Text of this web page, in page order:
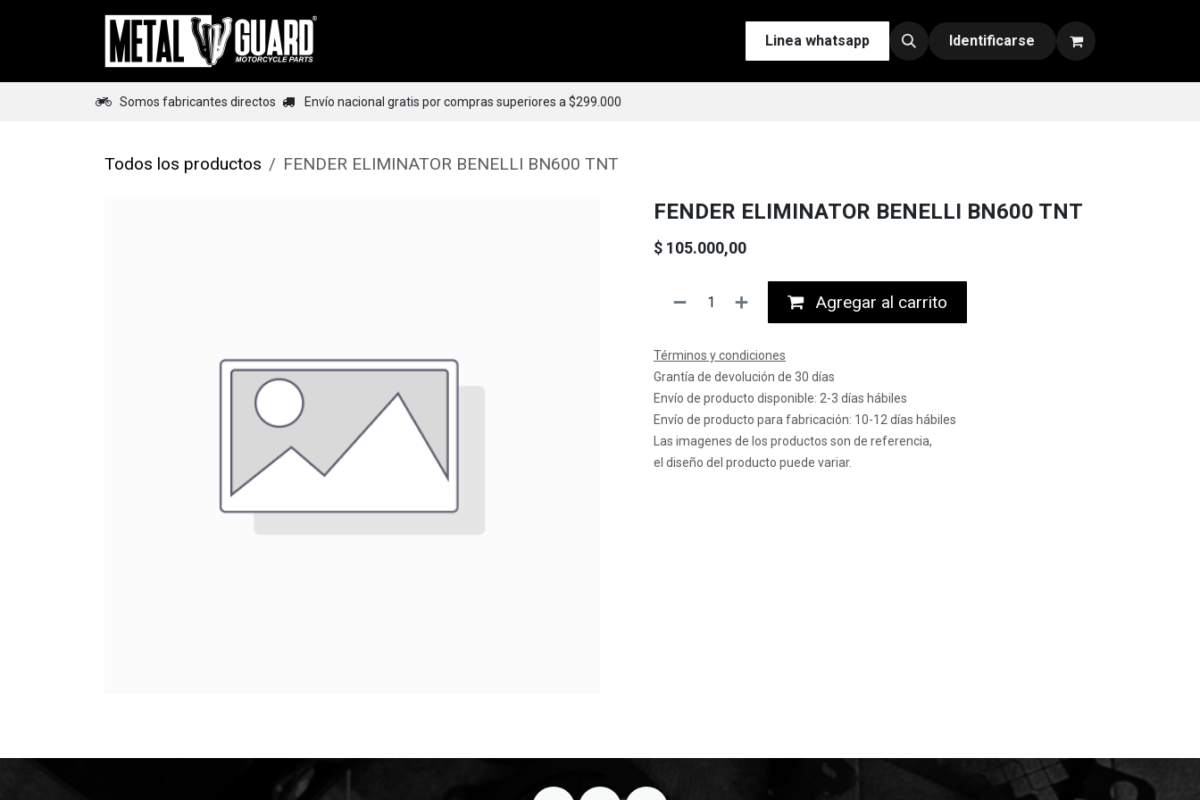
Ir al contenido
Esenciales Contáctenos Nuestras Redes y Canales de Venta
Linea whatsapp Identificarse
Somos fabricantes directos Envío nacional gratis por compras superiores a $299.000
Todos los productos FENDER ELIMINATOR BENELLI BN600 TNT
FENDER ELIMINATOR BENELLI BN600 TNT
$ 105.000,00
Agregar al carrito
Términos y condiciones
Grantía de devolución de 30 días
Envío de producto disponible: 2-3 días hábiles
Envío de producto para fabricación: 10-12 días hábiles
Las imagenes de los productos son de referencia,
el diseño del producto puede variar.